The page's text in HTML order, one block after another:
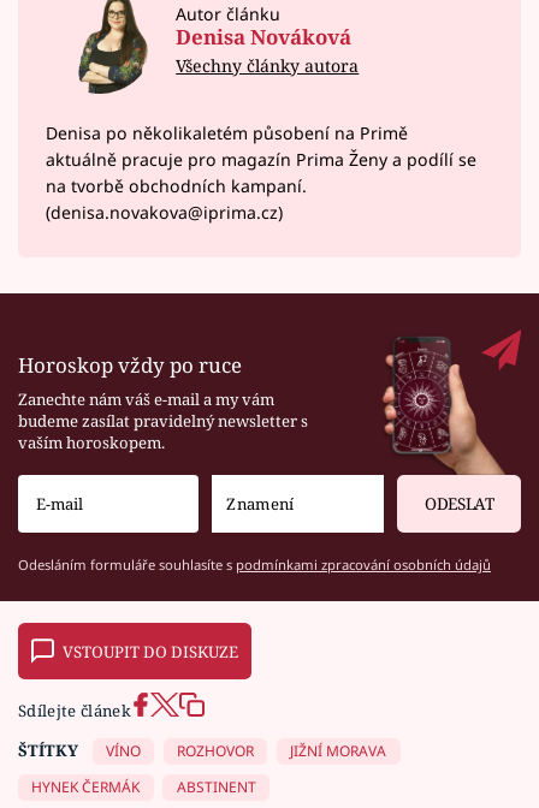
Autor článku
Denisa Nováková
Všechny články autora
Denisa po několikaletém působení na Primě
aktuálně pracuje pro magazín Prima Ženy a podílí se
na tvorbě obchodních kampaní.
(denisa.novakova@iprima.cz)
Horoskop vždy po ruce
Zanechte nám váš e-mail a my vám
budeme zasílat pravidelný newsletter s
vaším horoskopem.
ODESLAT
Odesláním formuláře souhlasíte s podmínkami zpracování osobních údajů
VSTOUPIT DO DISKUZE
Sdílejte článek
ŠTÍTKY
VÍNO ROZHOVOR
JIŽNÍ MORAVA
HYNEK ČERMÁK
ABSTINENT